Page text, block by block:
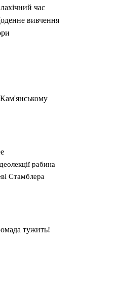
час
вивчення
рабина
Стамблера
тужить!